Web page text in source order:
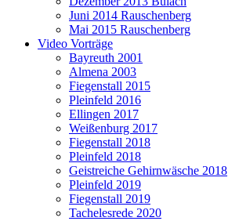
Juni 2014 Rauschenberg
Mai 2015 Rauschenberg
Video Vorträge
Bayreuth 2001
Almena 2003
Fiegenstall 2015
Pleinfeld 2016
Ellingen 2017
Weißenburg 2017
Fiegenstall 2018
Pleinfeld 2018
Geistreiche Gehirnwäsche 2018
Pleinfeld 2019
Fiegenstall 2019
Tachelesrede 2020